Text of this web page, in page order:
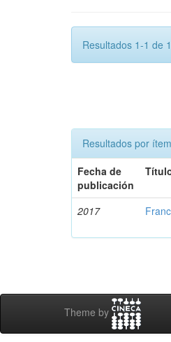
Resultados 1-1 de
Resultados por
Fecha de
publicación
2017
Theme by